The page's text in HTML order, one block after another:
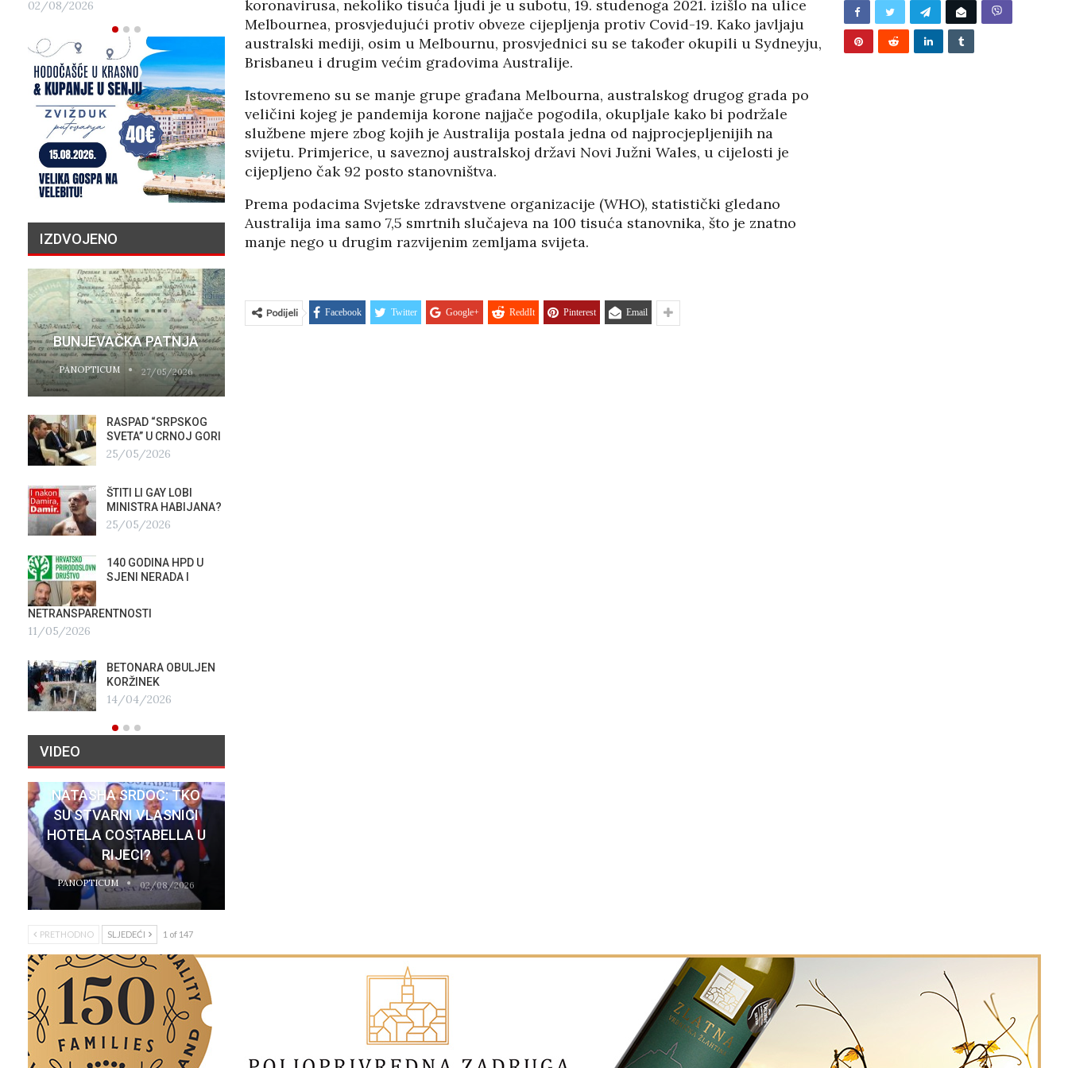
koronavirusa, nekoliko tisuća ljudi je u subotu, 19. studenoga 2021. izišlo na ulice
Melbournea, prosvjedujući protiv obveze cijepljenja protiv Covid-19. Kako javljaju
australski mediji, osim u Melbournu, prosvjednici su se također okupili u Sydneyju,
Brisbaneu i drugim većim gradovima Australije.
Istovremeno su se manje grupe građana Melbourna, australskog drugog grada po
veličini kojeg je pandemija korone najjače pogodila, okupljale kako bi podržale
službene mjere zbog kojih je Australija postala jedna od najprocjepljenijih na
svijetu. Primjerice, u saveznoj australskoj državi Novi Južni Wales, u cijelosti je
cijepljeno čak 92 posto stanovništva.
Prema podacima Svjetske zdravstvene organizacije (WHO), statistički gledano
Australija ima samo 7,5 smrtnih slučajeva na 100 tisuća stanovnika, što je znatno
manje nego u drugim razvijenim zemljama svijeta.
Podijeli Facebook Twitter Google+ ReddIt Pinterest Email
02/08/2026 27/07/2026 02/08/2026
IZDVOJENO
BUNJEVAČKA PATNJA
PANOPTICUM 27/05/2026
RASPAD “SRPSKOG
SVETA” U CRNOJ GORI
25/05/2026
ŠTITI LI GAY LOBI
MINISTRA HABIJANA?
25/05/2026
140 GODINA HPD U
SJENI NERADA I
NETRANSPARENTNOSTI
11/05/2026
BETONARA OBULJEN
KORŽINEK
14/04/2026
PRIČA O NESTALIM
HRVATI U VOJVODINI
OSUĐENI NA
VIDEO
NATASHA SRDOC: TKO
SU STVARNI VLASNICI
HOTELA COSTABELLA U
RIJECI?
PANOPTICUM 02/08/2026
PRETHODNO SLJEDEĆI 1 of 147